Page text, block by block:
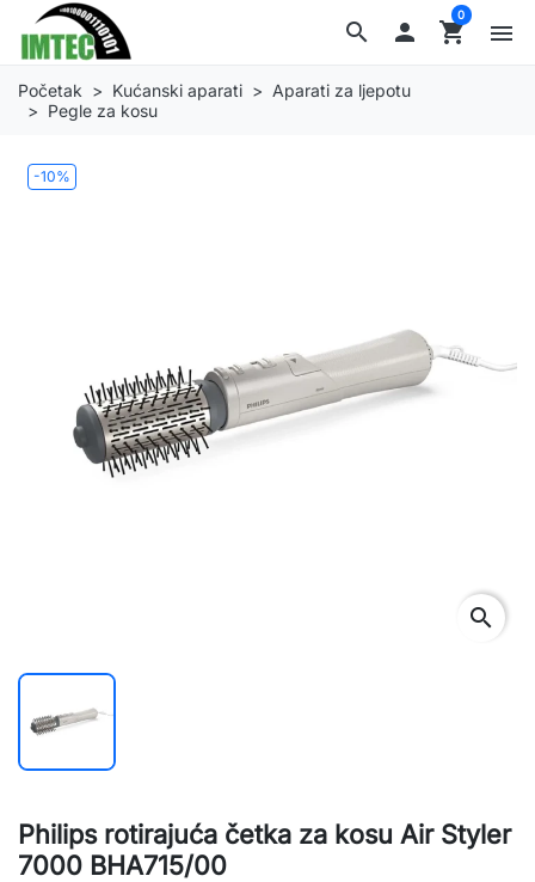
search  shopping_cart
0
menu
Početak Kućanski aparati
Aparati za ljepotu
Pegle za kosu
-10%
search
Philips rotirajuća četka za kosu Air Styler
7000 BHA715/00